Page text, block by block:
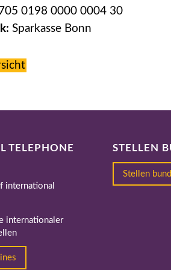
0198 0000 0004 30
Sparkasse Bonn
TELEPHONE
international
internationaler
STELLEN
Stellen